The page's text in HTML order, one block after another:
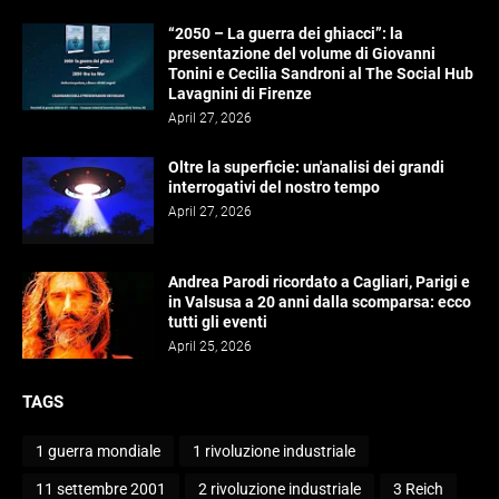
“2050 – La guerra dei ghiacci”: la
presentazione del volume di Giovanni
Tonini e Cecilia Sandroni al The Social Hub
Lavagnini di Firenze
April 27, 2026
Oltre la superficie: un'analisi dei grandi
interrogativi del nostro tempo
April 27, 2026
Andrea Parodi ricordato a Cagliari, Parigi e
in Valsusa a 20 anni dalla scomparsa: ecco
tutti gli eventi
April 25, 2026
TAGS
1 guerra mondiale 1 rivoluzione industriale
11 settembre 2001 2 rivoluzione industriale 3 Reich